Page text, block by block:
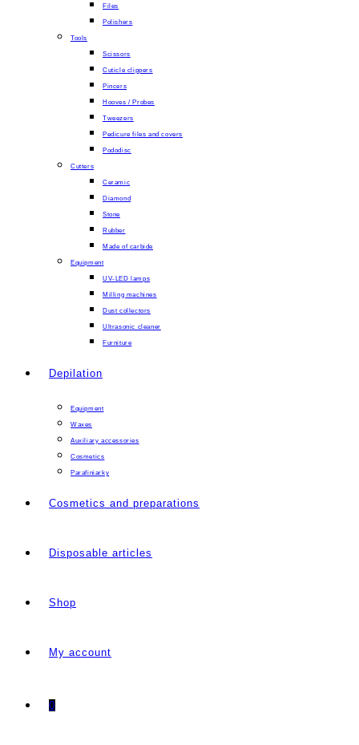
Files
Polishers
Tools
Scissors
Cuticle clippers
Pincers
Hooves / Probes
Tweezers
Pedicure files and covers
Pododisc
Cutters
Ceramic
Diamond
Stone
Rubber
Made of carbide
Equipment
UV-LED lamps
Milling machines
Dust collectors
Ultrasonic cleaner
Furniture
Depilation
Equipment
Waxes
Auxiliary accessories
Cosmetics
Parafiniarky
Cosmetics and preparations
Disposable articles
Shop
My account
0